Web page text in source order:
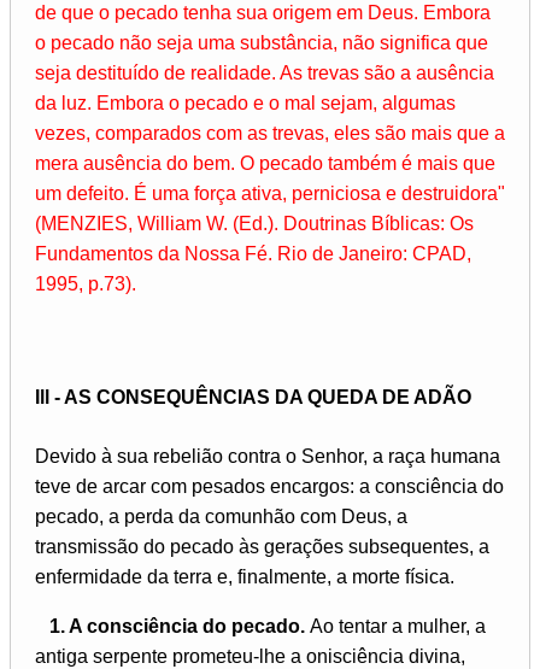
de que o pecado tenha sua origem em Deus. Embora
o pecado não seja uma substância, não significa que
seja destituído de realidade. As trevas são a ausência
da luz. Embora o pecado e o mal sejam, algumas
vezes, comparados com as trevas, eles são mais que a
mera ausência do bem. O pecado também é mais que
um defeito. É uma força ativa, perniciosa e destruidora"
(MENZIES, William W. (Ed.). Doutrinas Bíblicas: Os
Fundamentos da Nossa Fé. Rio de Janeiro: CPAD,
1995, p.73).
Ill - AS CONSEQUÊNCIAS DA QUEDA DE ADÃO
Devido à sua rebelião contra o Senhor, a raça humana
teve de arcar com pesados encargos: a consciência do
pecado, a perda da comunhão com Deus, a
transmissão do pecado às gerações subsequentes, a
enfermidade da terra e, finalmente, a morte física.
1. A consciência do pecado. Ao tentar a mulher, a
antiga serpente prometeu-lhe a onisciência divina,